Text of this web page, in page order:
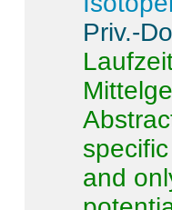
Priv.-
and